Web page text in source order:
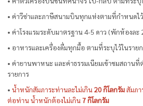
• ค่าวีซ่าและภาษีสนามบินทุกแห่งตามที่กำหนดไ
• ค่าโรงแรมระดับมาตรฐาน 4-5 ดาว (พักห้องละ
• อาหารและเครื่องดื่มทุกมื้อ ตามที่ระบุไว้ในราย
• ค่ายานพาหนะ และค่าธรรมเนียมเข้าชมสถานที่
รายการ
• น้ำหนักสัมภาระท่านละไม่เกิน 20 กิโลกรัมสัมภา
ต่อท่าน น้ำหนักต้องไม่เกิน 7 กิโลกรัม